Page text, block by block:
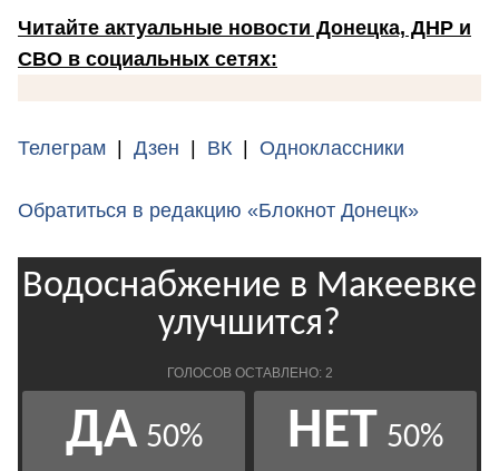
Читайте актуальные новости Донецка, ДНР и
СВО в социальных сетях:
Телеграм | Дзен | ВК | Одноклассники
Обратиться в редакцию «Блокнот Донецк»